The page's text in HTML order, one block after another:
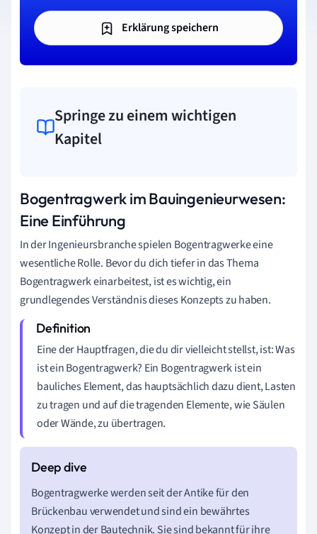
Erklärung speichern
Springe zu einem wichtigen
Kapitel
Bogentragwerk im Bauingenieurwesen:
Eine Einführung
In der Ingenieursbranche spielen Bogentragwerke eine
wesentliche Rolle. Bevor du dich tiefer in das Thema
Bogentragwerk einarbeitest, ist es wichtig, ein
grundlegendes Verständnis dieses Konzepts zu haben.
Eine der Hauptfragen, die du dir vielleicht stellst, ist: Was
ist ein Bogentragwerk? Ein Bogentragwerk ist ein
bauliches Element, das hauptsächlich dazu dient, Lasten
zu tragen und auf die tragenden Elemente, wie Säulen
oder Wände, zu übertragen.
Bogentragwerke werden seit der Antike für den
Brückenbau verwendet und sind ein bewährtes
Konzept in der Bautechnik. Sie sind bekannt für ihre